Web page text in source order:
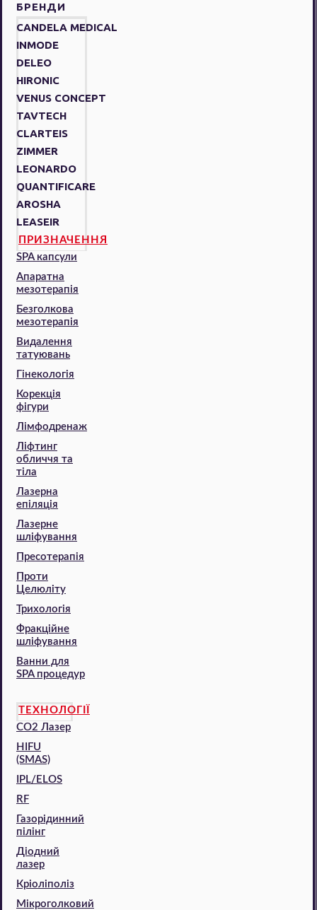
БРЕНДИ
CANDELA MEDICAL
INMODE
DELEO
HIRONIC
VENUS CONCEPT
TAVTECH
CLARTEIS
ZIMMER
LEONARDO
QUANTIFICARE
AROSHA
LEASEIR
ПРИЗНАЧЕННЯ
SPA капсули
Апаратна
мезотерапія
Безголкова
мезотерапія
Видалення
татуювань
Гінекологія
Корекція
фігури
Лімфодренаж
Ліфтинг
обличчя та
тіла
Лазерна
епіляція
Лазерне
шліфування
Пресотерапія
Проти
Целюліту
Трихологія
Фракційне
шліфування
Ванни для
SPA процедур
ТЕХНОЛОГІЇ
CO2 Лазер
HIFU
(SMAS)
IPL/ELOS
RF
Газорідинний
пілінг
Діодний
лазер
Кріоліполіз
Мікроголковий